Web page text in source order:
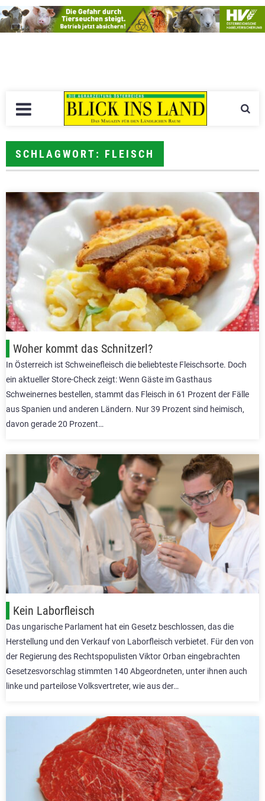
SCHLAGWORT: FLEISCH
Woher kommt das Schnitzerl?
In Österreich ist Schweinefleisch die beliebteste Fleischsorte. Doch
ein aktueller Store-Check zeigt: Wenn Gäste im Gasthaus
Schweinernes bestellen, stammt das Fleisch in 61 Prozent der Fälle
aus Spanien und anderen Ländern. Nur 39 Prozent sind heimisch,
davon gerade 20 Prozent…
Kein Laborfleisch
Das ungarische Parlament hat ein Gesetz beschlossen, das die
Herstellung und den Verkauf von Laborfleisch verbietet. Für den von
der Regierung des Rechtspopulisten Viktor Orban eingebrachten
Gesetzesvorschlag stimmten 140 Abgeordneten, unter ihnen auch
linke und parteilose Volksvertreter, wie aus der…